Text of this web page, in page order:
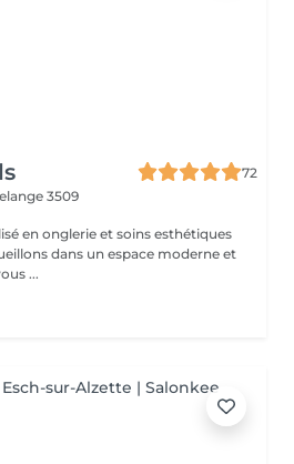
72
3509
en onglerie et soins esthétiques
...